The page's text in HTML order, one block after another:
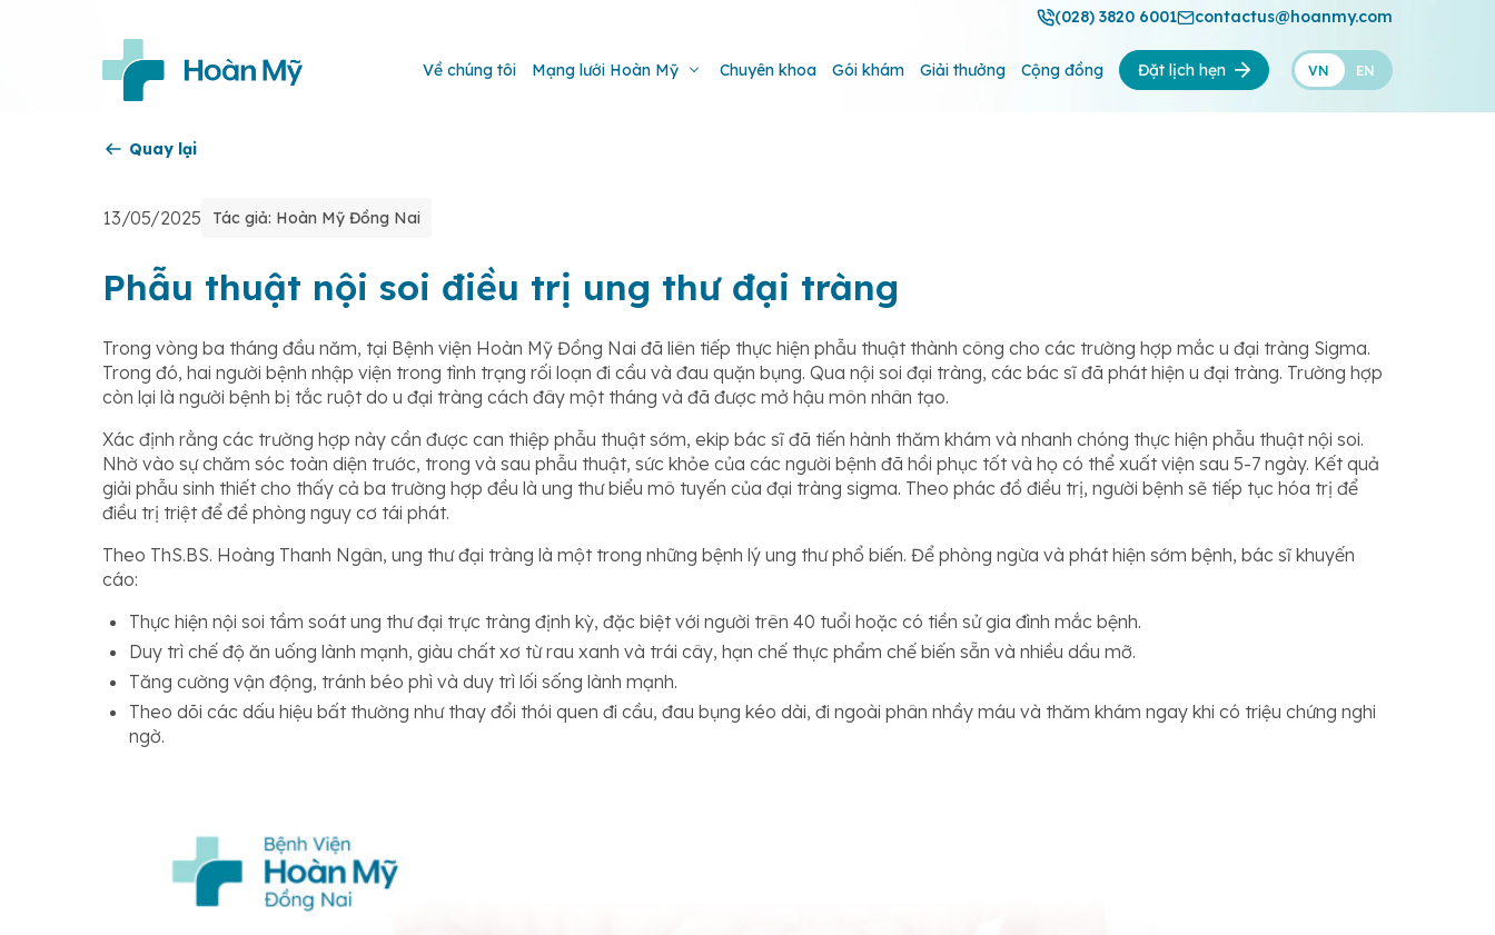
(028) 3820 6001 contactus@hoanmy.com
Về chúng tôi Mạng lưới Hoàn Mỹ Chuyên khoa Gói khám Giải thưởng Cộng đồng Đặt lịch hẹn VN EN
Quay lại
13/05/2025 Tác giả: Hoàn Mỹ Đồng Nai
Phẫu thuật nội soi điều trị ung thư đại tràng
Trong vòng ba tháng đầu năm, tại Bệnh viện Hoàn Mỹ Đồng Nai đã liên tiếp thực hiện phẫu thuật thành công cho các trường hợp mắc u đại tràng Sigma.
Trong đó, hai người bệnh nhập viện trong tình trạng rối loạn đi cầu và đau quặn bụng. Qua nội soi đại tràng, các bác sĩ đã phát hiện u đại tràng. Trường hợp
còn lại là người bệnh bị tắc ruột do u đại tràng cách đây một tháng và đã được mở hậu môn nhân tạo.
Xác định rằng các trường hợp này cần được can thiệp phẫu thuật sớm, ekip bác sĩ đã tiến hành thăm khám và nhanh chóng thực hiện phẫu thuật nội soi.
Nhờ vào sự chăm sóc toàn diện trước, trong và sau phẫu thuật, sức khỏe của các người bệnh đã hồi phục tốt và họ có thể xuất viện sau 5-7 ngày. Kết quả
giải phẫu sinh thiết cho thấy cả ba trường hợp đều là ung thư biểu mô tuyến của đại tràng sigma. Theo phác đồ điều trị, người bệnh sẽ tiếp tục hóa trị để
điều trị triệt để đề phòng nguy cơ tái phát.
Theo ThS.BS. Hoàng Thanh Ngân, ung thư đại tràng là một trong những bệnh lý ung thư phổ biến. Để phòng ngừa và phát hiện sớm bệnh, bác sĩ khuyến
cáo:
Thực hiện nội soi tầm soát ung thư đại trực tràng định kỳ, đặc biệt với người trên 40 tuổi hoặc có tiền sử gia đình mắc bệnh.
Duy trì chế độ ăn uống lành mạnh, giàu chất xơ từ rau xanh và trái cây, hạn chế thực phẩm chế biến sẵn và nhiều dầu mỡ.
Tăng cường vận động, tránh béo phì và duy trì lối sống lành mạnh.
Theo dõi các dấu hiệu bất thường như thay đổi thói quen đi cầu, đau bụng kéo dài, đi ngoài phân nhầy máu và thăm khám ngay khi có triệu chứng nghi
ngờ.